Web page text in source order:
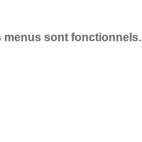
menus sont fonctionnels.